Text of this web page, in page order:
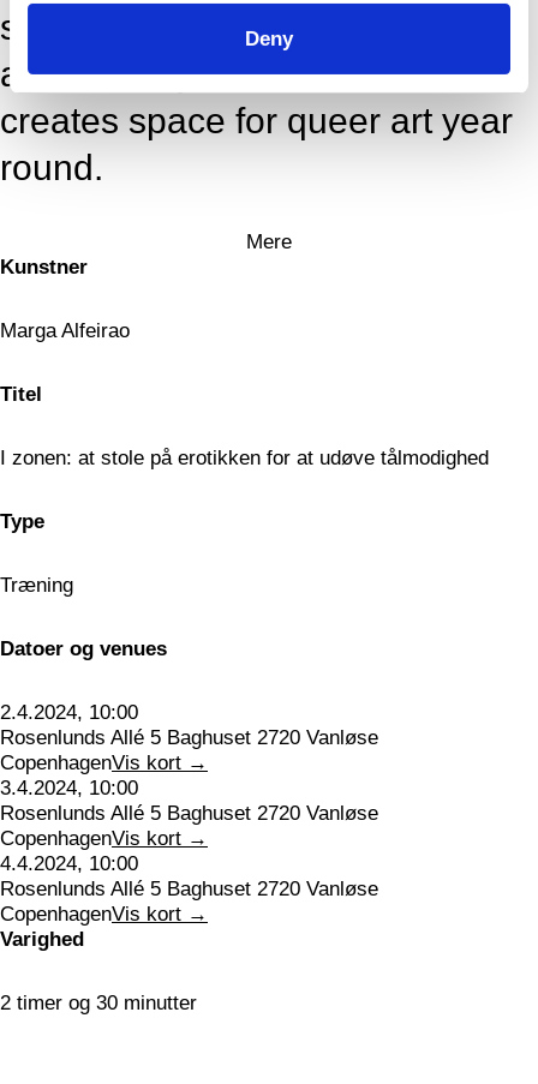
Deny
sustainable processes and
accessibility in the arts, and
creates space for queer art year
round.
Mere
Kunstner
Marga Alfeirao
Titel
I zonen: at stole på erotikken for at udøve tålmodighed
Type
Træning
Datoer og venues
2.4.2024, 10:00
Rosenlunds Allé 5 Baghuset 2720 Vanløse
CopenhagenVis kort →
3.4.2024, 10:00
Rosenlunds Allé 5 Baghuset 2720 Vanløse
CopenhagenVis kort →
4.4.2024, 10:00
Rosenlunds Allé 5 Baghuset 2720 Vanløse
CopenhagenVis kort →
Varighed
2 timer og 30 minutter